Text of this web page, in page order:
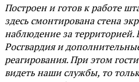
Построен и готов к работе
здесь смонтирована стена
наблюдение за территорией.
Росгвардия и
реагирования. При этом
видеть наши службы, то